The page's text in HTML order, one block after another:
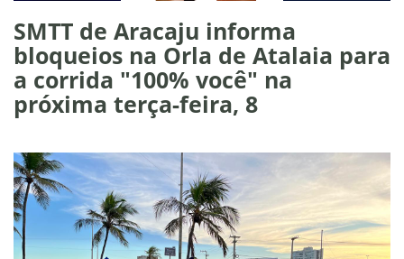
SMTT de Aracaju informa
bloqueios na Orla de Atalaia para
a corrida "100% você" na
próxima terça-feira, 8